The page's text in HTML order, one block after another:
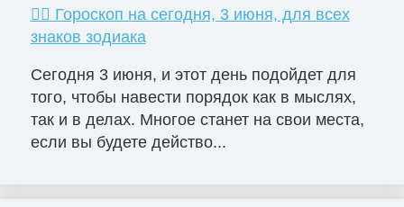
🧙‍♀ Гороскоп на сегодня, 3 июня, для всех
знаков зодиака
Сегодня 3 июня, и этот день подойдет для
того, чтобы навести порядок как в мыслях,
так и в делах. Многое станет на свои места,
если вы будете действо...